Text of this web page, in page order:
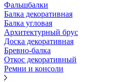
Фальшбалки
Балка декоративная
Балка угловая
Архитектурный брус
Доска декоративная
Бревно-балка
Откос декоративный
Ремни и консоли